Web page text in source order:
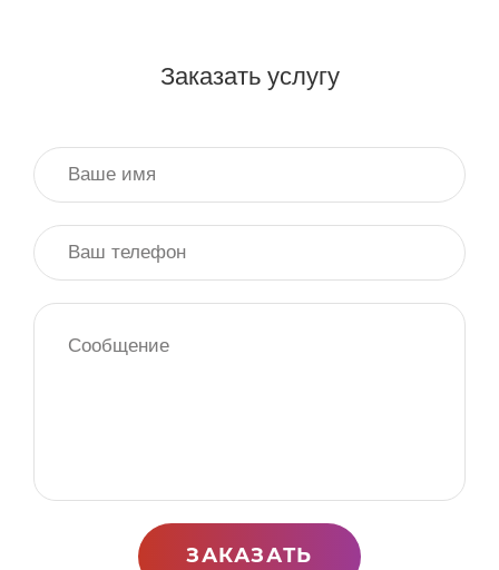
Заказать услугу
ЗАКАЗАТЬ